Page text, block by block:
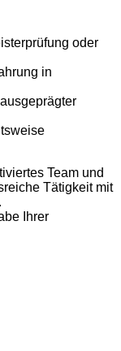
oder
in
Team und
Tätigkeit mit
Ihrer